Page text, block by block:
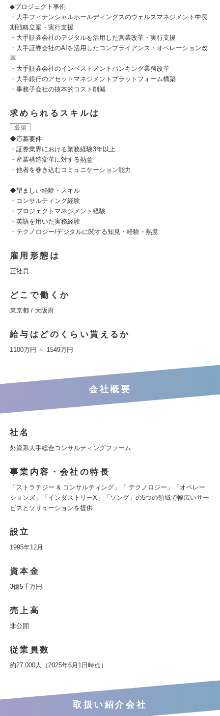
◆プロジェクト事例
・大手フィナンシャルホールディングスのウェルスマネジメント中長
期戦略立案・実行支援
・大手証券会社のデジタルを活用した営業改革・実行支援
・大手証券会社のAIを活用したコンプライアンス・オペレーション改
革
・大手証券会社のインベストメントバンキング業務改革
・大手銀行のアセットマネジメントプラットフォーム構築
・事務子会社の抜本的コスト削減
求められるスキルは
必須
◆応募要件
・証券業界における業務経験3年以上
・産業構造変革に対する熱意
・他者を巻き込むコミュニケーション能力
◆望ましい経験・スキル
・コンサルティング経験
・プロジェクトマネジメント経験
・英語を用いた実務経験
・テクノロジー/デジタルに関する知見・経験・熱意
雇用形態は
正社員
どこで働くか
東京都 / 大阪府
給与はどのくらい貰えるか
1100万円 ～ 1549万円
会社概要
社名
外資系大手総合コンサルティングファーム
事業内容・会社の特長
「ストラテジー & コンサルティング」「 テクノロジー」「オペレー
ションズ」「インダストリーX」「ソング」の5つの領域で幅広いサー
ビスとソリューションを提供
設立
1995年12月
資本金
3億5千万円
売上高
非公開
従業員数
約27,000人（2025年6月1日時点）
取扱い紹介会社